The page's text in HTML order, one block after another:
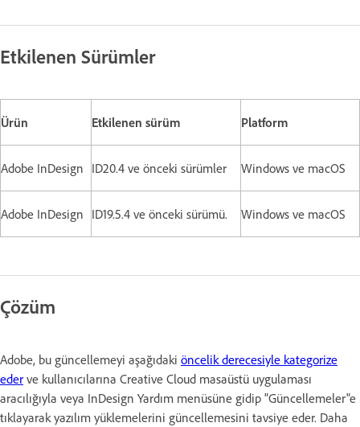
Etkilenen Sürümler
Ürün Etkilenen sürüm Platform
Adobe InDesign ID20.4 ve önceki sürümler Windows ve macOS
Adobe InDesign ID19.5.4 ve önceki sürümü. Windows ve macOS
Çözüm
Adobe, bu güncellemeyi aşağıdaki öncelik derecesiyle kategorize
eder ve kullanıcılarına Creative Cloud masaüstü uygulaması
aracılığıyla veya InDesign Yardım menüsüne gidip "Güncellemeler"e
tıklayarak yazılım yüklemelerini güncellemesini tavsiye eder. Daha